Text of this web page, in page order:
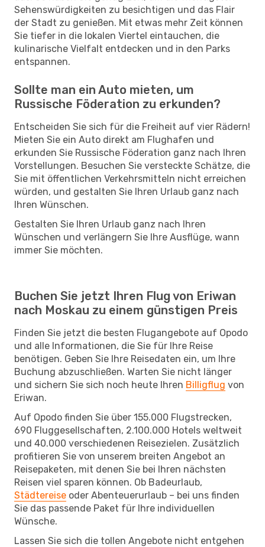
Sehenswürdigkeiten zu besichtigen und das Flair
der Stadt zu genießen. Mit etwas mehr Zeit können
Sie tiefer in die lokalen Viertel eintauchen, die
kulinarische Vielfalt entdecken und in den Parks
entspannen.
Sollte man ein Auto mieten, um
Russische Föderation zu erkunden?
Entscheiden Sie sich für die Freiheit auf vier Rädern!
Mieten Sie ein Auto direkt am Flughafen und
erkunden Sie Russische Föderation ganz nach Ihren
Vorstellungen. Besuchen Sie versteckte Schätze, die
Sie mit öffentlichen Verkehrsmitteln nicht erreichen
würden, und gestalten Sie Ihren Urlaub ganz nach
Ihren Wünschen.
Gestalten Sie Ihren Urlaub ganz nach Ihren
Wünschen und verlängern Sie Ihre Ausflüge, wann
immer Sie möchten.
Buchen Sie jetzt Ihren Flug von Eriwan
nach Moskau zu einem günstigen Preis
Finden Sie jetzt die besten Flugangebote auf Opodo
und alle Informationen, die Sie für Ihre Reise
benötigen. Geben Sie Ihre Reisedaten ein, um Ihre
Buchung abzuschließen. Warten Sie nicht länger
und sichern Sie sich noch heute Ihren Billigflug von
Eriwan.
Auf Opodo finden Sie über 155.000 Flugstrecken,
690 Fluggesellschaften, 2.100.000 Hotels weltweit
und 40.000 verschiedenen Reisezielen. Zusätzlich
profitieren Sie von unserem breiten Angebot an
Reisepaketen, mit denen Sie bei Ihren nächsten
Reisen viel sparen können. Ob Badeurlaub,
Städtereise oder Abenteuerurlaub – bei uns finden
Sie das passende Paket für Ihre individuellen
Wünsche.
Lassen Sie sich die tollen Angebote nicht entgehen